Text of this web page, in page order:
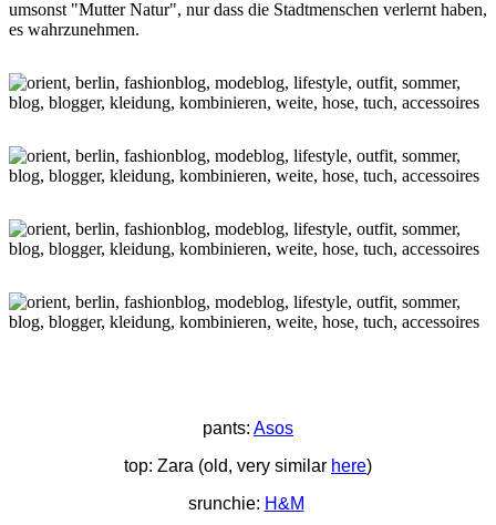
umsonst "Mutter Natur", nur dass die Stadtmenschen verlernt haben,
es wahrzunehmen.
pants: Asos
top: Zara (old, very similar here)
srunchie: H&M